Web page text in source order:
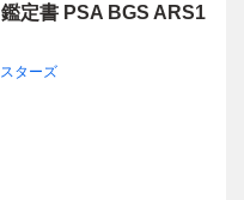
定書 PSA BGS ARS1
ターズ